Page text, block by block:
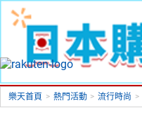
樂天首頁 > 熱門活動 > 流行時尚 >